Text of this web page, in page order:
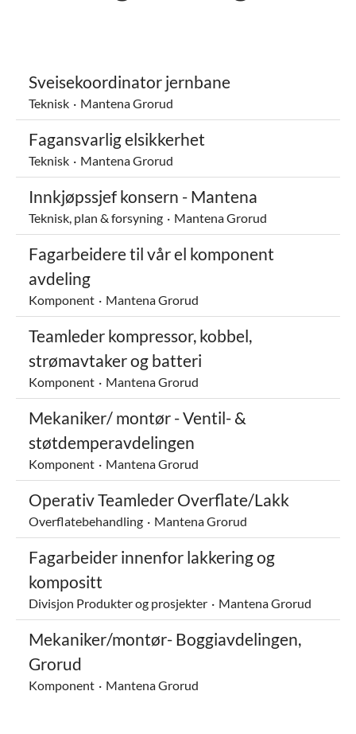
Sveisekoordinator jernbane
Teknisk · Mantena Grorud
Fagansvarlig elsikkerhet
Teknisk · Mantena Grorud
Innkjøpssjef konsern - Mantena
Teknisk, plan & forsyning · Mantena Grorud
Fagarbeidere til vår el komponent
avdeling
Komponent · Mantena Grorud
Teamleder kompressor, kobbel,
strømavtaker og batteri
Komponent · Mantena Grorud
Mekaniker/ montør - Ventil- &
støtdemperavdelingen
Komponent · Mantena Grorud
Operativ Teamleder Overflate/Lakk
Overflatebehandling · Mantena Grorud
Fagarbeider innenfor lakkering og
kompositt
Divisjon Produkter og prosjekter · Mantena Grorud
Mekaniker/montør- Boggiavdelingen,
Grorud
Komponent · Mantena Grorud